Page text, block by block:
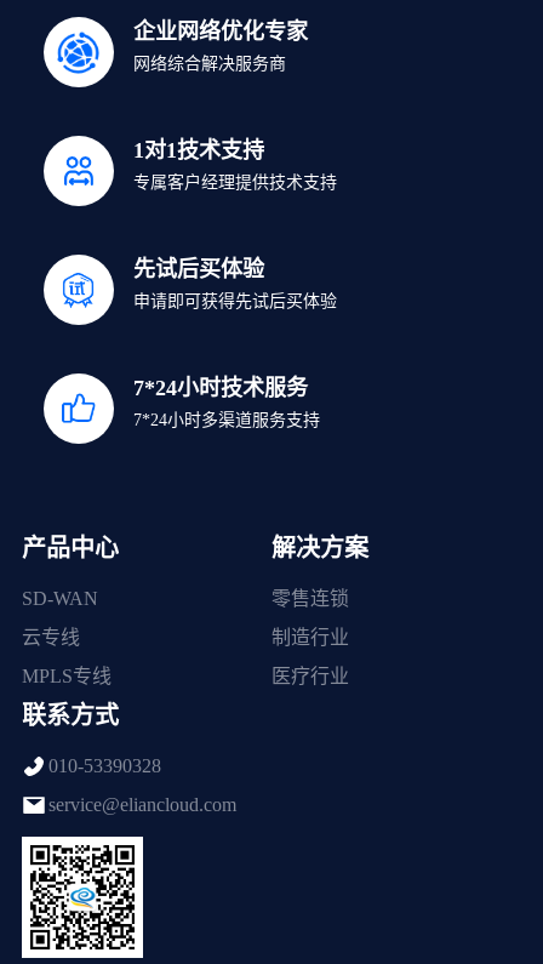
企业网络优化专家
网络综合解决服务商
1对1技术支持
专属客户经理提供技术支持
先试后买体验
申请即可获得先试后买体验
7*24小时技术服务
7*24小时多渠道服务支持
产品中心
SD-WAN
云专线
MPLS专线
解决方案
零售连锁
制造行业
医疗行业
联系方式
010-53390328
service@eliancloud.com